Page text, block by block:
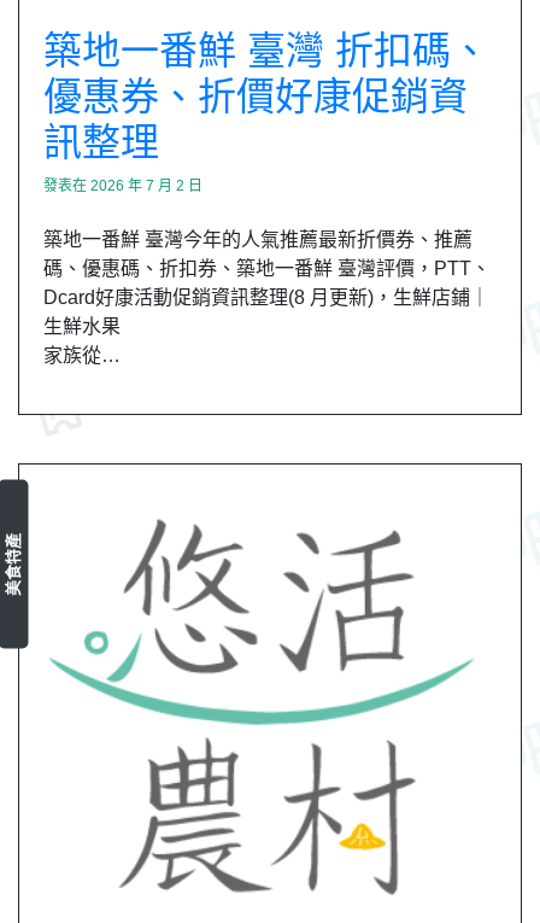
築地一番鮮 臺灣 折扣碼、
優惠券、折價好康促銷資
訊整理
發表在 2026 年 7 月 2 日
築地一番鮮 臺灣今年的人氣推薦最新折價券、推薦
碼、優惠碼、折扣券、築地一番鮮 臺灣評價，PTT、
Dcard好康活動促銷資訊整理(8 月更新)，生鮮店鋪｜
生鮮水果
家族從…
美食特產